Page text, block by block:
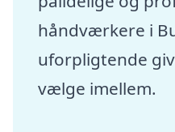
håndværkere i
uforpligtende
vælge imellem.